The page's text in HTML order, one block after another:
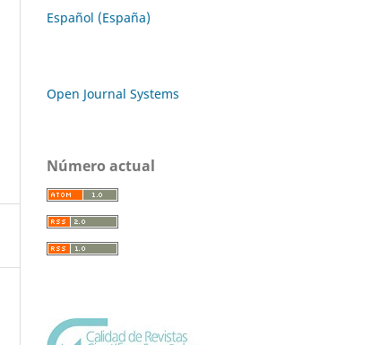
Español (España)
Open Journal Systems
Número actual